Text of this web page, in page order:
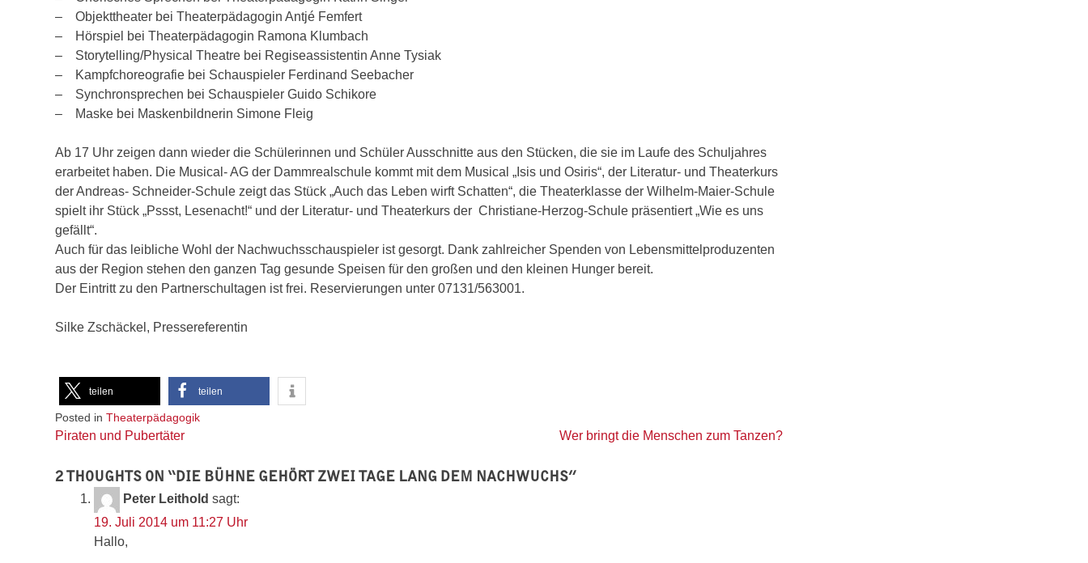
– Objekttheater bei Theaterpädagogin Antjé Femfert
– Hörspiel bei Theaterpädagogin Ramona Klumbach
– Storytelling/Physical Theatre bei Regiseassistentin Anne Tysiak
– Kampfchoreografie bei Schauspieler Ferdinand Seebacher
– Synchronsprechen bei Schauspieler Guido Schikore
– Maske bei Maskenbildnerin Simone Fleig
Ab 17 Uhr zeigen dann wieder die Schülerinnen und Schüler Ausschnitte aus den Stücken, die sie im Laufe des Schuljahres
erarbeitet haben. Die Musical- AG der Dammrealschule kommt mit dem Musical „Isis und Osiris“, der Literatur- und Theaterkurs
der Andreas- Schneider-Schule zeigt das Stück „Auch das Leben wirft Schatten“, die Theaterklasse der Wilhelm-Maier-Schule
spielt ihr Stück „Pssst, Lesenacht!“ und der Literatur- und Theaterkurs der Christiane-Herzog-Schule präsentiert „Wie es uns
gefällt“.
Auch für das leibliche Wohl der Nachwuchsschauspieler ist gesorgt. Dank zahlreicher Spenden von Lebensmittelproduzenten
aus der Region stehen den ganzen Tag gesunde Speisen für den großen und den kleinen Hunger bereit.
Der Eintritt zu den Partnerschultagen ist frei. Reservierungen unter 07131/563001.
Silke Zschäckel, Pressereferentin
teilen teilen
Posted in Theaterpädagogik
Beitragsnavigation
Piraten und Pubertäter Wer bringt die Menschen zum Tanzen?
2 THOUGHTS ON “DIE BÜHNE GEHÖRT ZWEI TAGE LANG DEM NACHWUCHS”
Peter Leithold sagt:
19. Juli 2014 um 11:27 Uhr
Hallo,